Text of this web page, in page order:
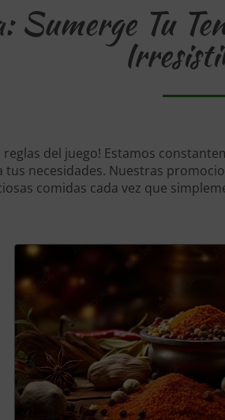
Sumerge Tu
reglas del juego! Estamos
tus necesidades. Nuestras
comidas cada vez que